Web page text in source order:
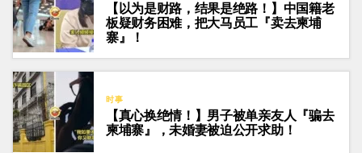
【以为是财路，结果是绝路！】中国籍老
板疑财务困难，把大马员工『卖去柬埔
寨』！
时事
【真心换绝情！】男子被单亲友人『骗去
柬埔寨』，未婚妻被迫公开求助！